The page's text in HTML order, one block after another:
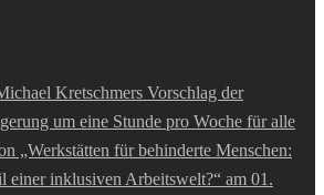
Kretschmers Vorschlag der
um eine Stunde pro Woche für alle
„Werkstätten für behinderte Menschen:
einer inklusiven Arbeitswelt?“ am 01.